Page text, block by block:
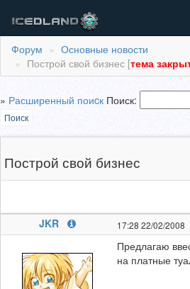
Форум
Основные новости
Построй свой бизнес [тема
» Расширенный поиcк Поиск:
Поиск
Построй свой бизнес
JKR
17:28 22/02/2008
Предлагаю
на платные